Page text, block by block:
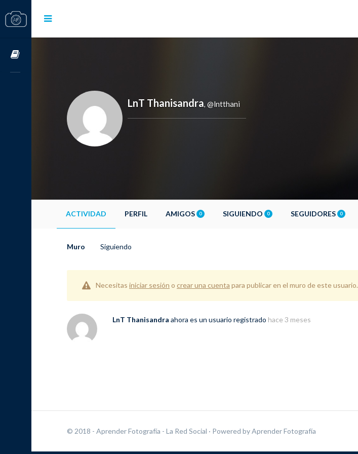
LnT Thanisandra, @lntthani
ACTIVIDAD PERFIL AMIGOS 0 SIGUIENDO 0 SEGUIDORES 0
Muro Siguiendo
Necesitas iniciar sesión o crear una cuenta para publicar en el muro de este usuario.
LnT Thanisandra ahora es un usuario registrado hace 3 meses
© 2018 - Aprender Fotografía - La Red Social · Powered byAprender Fotografía